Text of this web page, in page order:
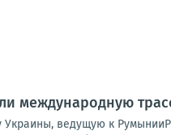
международную
ведущую к